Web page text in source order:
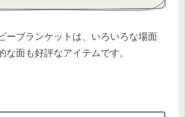
ーブランケットは、いろいろな場面
な面も好評なアイテムです。